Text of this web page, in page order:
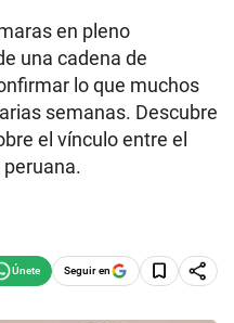
en pleno
una cadena de
lo que muchos
semanas. Descubre
el vínculo entre el
Seguir en